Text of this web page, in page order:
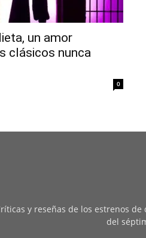
un amor
clásicos nunca
0
y reseñas de los estrenos
del